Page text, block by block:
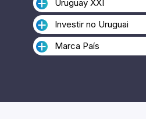
Uruguay XXI
Investir no Uruguai
Marca País